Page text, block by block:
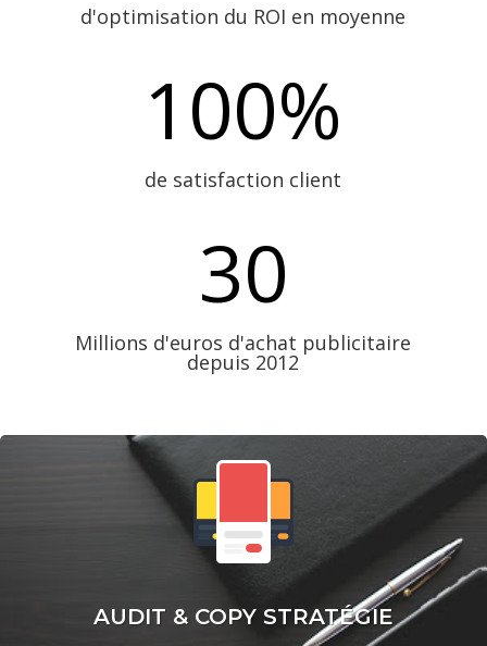
d'optimisation du ROI en moyenne
100%
de satisfaction client
30
Millions d'euros d'achat publicitaire
depuis 2012
AUDIT & COPY STRATÉGIE